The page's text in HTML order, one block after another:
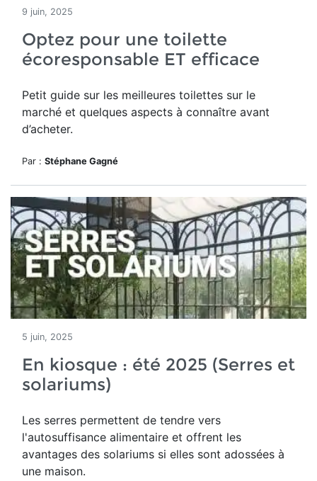
9 juin, 2025
Optez pour une toilette
écoresponsable ET efficace
Petit guide sur les meilleures toilettes sur le
marché et quelques aspects à connaître avant
d’acheter.
Par : Stéphane Gagné
5 juin, 2025
En kiosque : été 2025 (Serres et
solariums)
Les serres permettent de tendre vers
l'autosuffisance alimentaire et offrent les
avantages des solariums si elles sont adossées à
une maison.